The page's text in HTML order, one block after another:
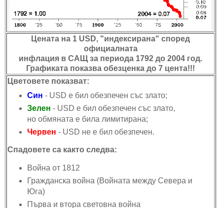
Цената на 1 USD, "индексирана" според
официалната
инфлация в САЩ за периода 1792 до 2004 год.
Графиката показва обезценка до 7 цента!!!
Цветовете показват:
Син - USD е бил обезпечен със злато;
Зелен - USD е бил обезпечен със злато,
но обмяната е била лимитирана;
Червен - USD не е бил обезпечен.
Спадовете са както следва:
Война от 1812
Гражданска война (Войната между Севера и
Юга)
Първа и втора световна война